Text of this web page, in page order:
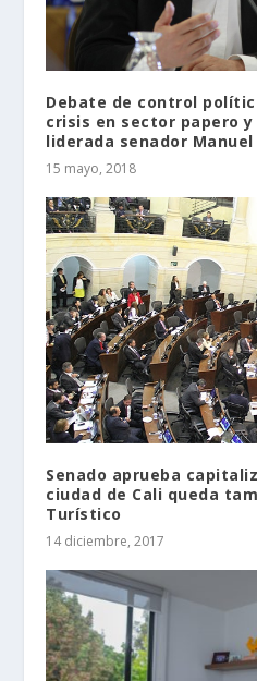
Debate de control
crisis en sector papero
liderada senador Manuel
15 mayo, 2018
Senado aprueba
ciudad de Cali queda
Turístico
14 diciembre, 2017